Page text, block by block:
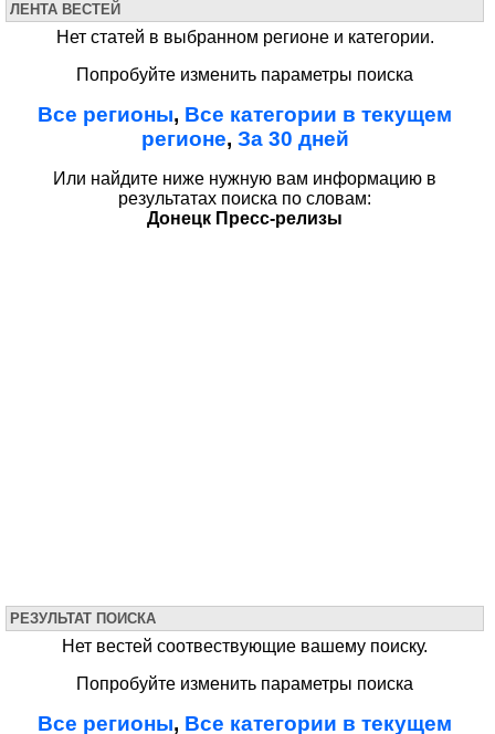
ЛЕНТА ВЕСТЕЙ
Нет статей в выбранном регионе и категории.
Попробуйте изменить параметры поиска
Все регионы, Все категории в текущем
регионе, За 30 дней
Или найдите ниже нужную вам информацию в
результатах поиска по словам:
Донецк Пресс-релизы
РЕЗУЛЬТАТ ПОИСКА
Нет вестей соотвествующие вашему поиску.
Попробуйте изменить параметры поиска
Все регионы, Все категории в текущем